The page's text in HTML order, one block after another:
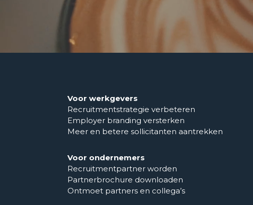
Voor werkgevers
Recruitmentstrategie verbeteren
Employer branding versterken
Meer en betere sollicitanten aantrekken
Voor ondernemers
Recruitmentpartner worden
Partnerbrochure downloaden
Ontmoet partners en collega’s